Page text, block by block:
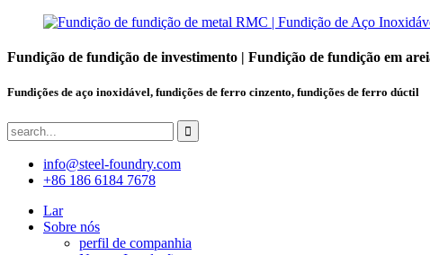
Fundição de fundição de investimento | Fundição de fundição em
Fundições de aço inoxidável, fundições de ferro cinzento, fundições de ferro dúctil
info@steel-foundry.com
+86 186 6184 7678
Lar
Sobre nós
perfil de companhia